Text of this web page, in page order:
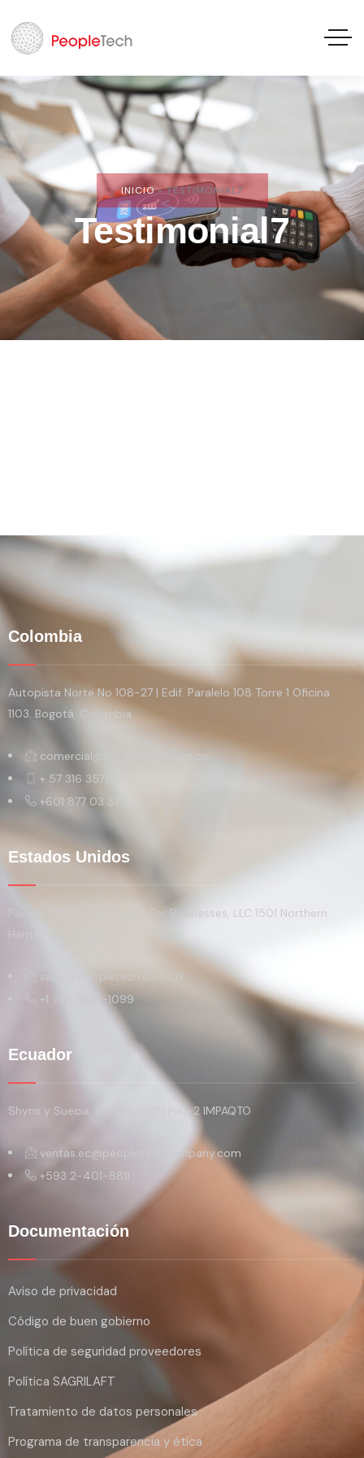
INICIO»TESTIMONIAL7
Testimonial7
Colombia
Autopista Norte No 108-27 | Edif. Paralelo 108 Torre 1 Oficina
1103. Bogotá, Colombia
comercial@peopletech.com.co
+ 57 316 3571860
+601 877 03 37
Estados Unidos
People Tech Technologies For Businesses, LLC 1501 Northern
Harrier Way, Reunion, FL 34747
sales@peopletech.com.co
+1 786-906-1099
Ecuador
Shyris y Suecia, Edificio IQON Piso 2 IMPAQTO
ventas.ec@peopletechcompany.com
+593 2-401-8811
Documentación
Aviso de privacidad
Código de buen gobierno
Política de seguridad proveedores
Política SAGRILAFT
Tratamiento de datos personales
Programa de transparencia y ética